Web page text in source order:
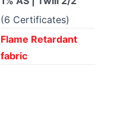
(6 Certificates)
Flame Retardant
fabric